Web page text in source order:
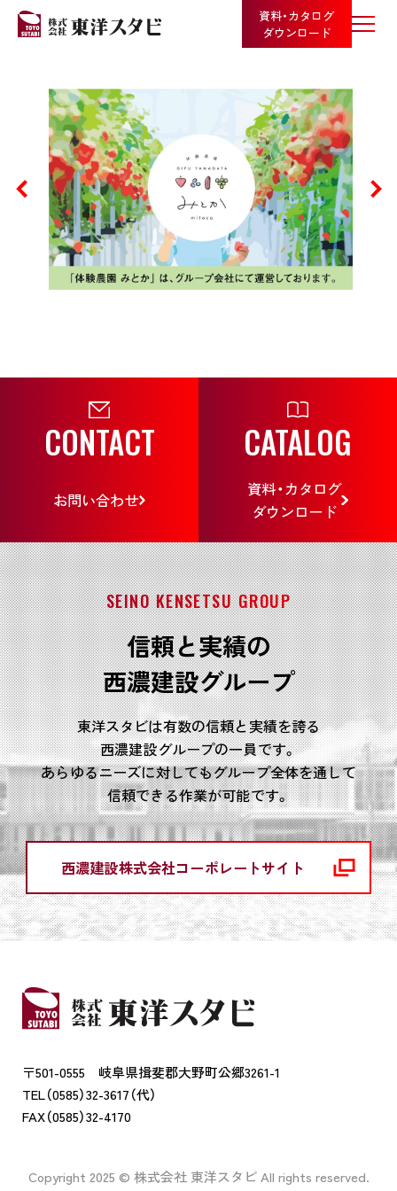
資料・カタログ
ダウンロード
CONTACT
お問い合わせ
CATALOG
資料・カタログ
ダウンロード
SEINO KENSETSU GROUP
信頼と実績の
西濃建設グループ
東洋スタビは有数の信頼と実績を誇る
西濃建設グループの一員です。
あらゆるニーズに対してもグループ全体を通して
信頼できる作業が可能です。
西濃建設株式会社コーポレートサイト
〒501-0555 岐阜県揖斐郡大野町公郷3261-1
TEL（0585）32-3617（代）
FAX（0585）32-4170
Copyright 2025 © 株式会社 東洋スタビ All rights reserved.